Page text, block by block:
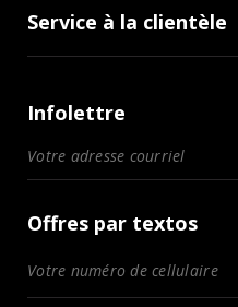
Service à la clientèle
Infolettre
Offres par textos